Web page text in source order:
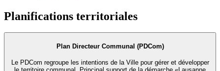
Planifications territoriales
Plan Directeur Communal (PDCom)
Le PDCom regroupe les intentions de la Ville pour gérer et développer